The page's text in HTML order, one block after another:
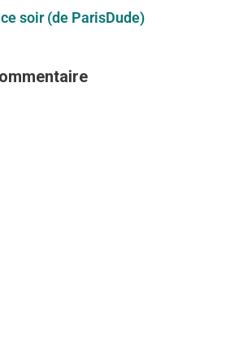
soir (de ParisDude)